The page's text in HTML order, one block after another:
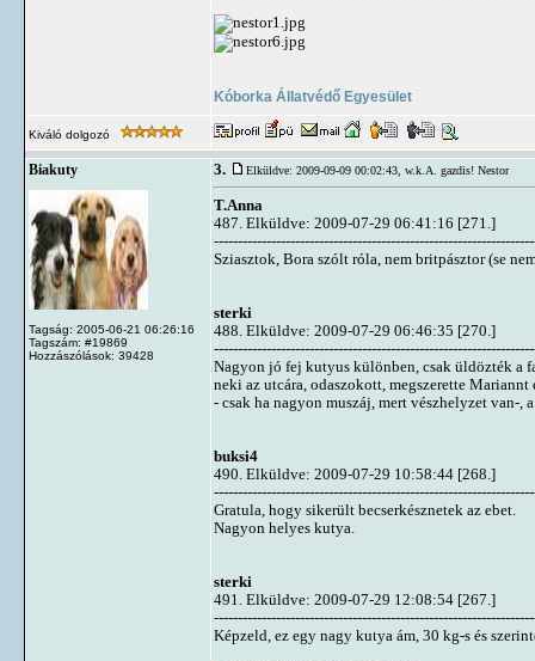
Kóborka Állatvédő Egyesület
Kiváló dolgozó
Biakuty
Tagság: 2005-06-21 06:26:16
Tagszám: #19869
Hozzászólások: 39428
3. Elküldve: 2009-09-09 00:02:43, w.k.A. gazdis! Nestor
T.Anna
487. Elküldve: 2009-07-29 06:41:16 [271.]
Sziasztok, Bora szólt róla, nem britpásztor (se
sterki
488. Elküldve: 2009-07-29 06:46:35 [270.]
Nagyon jó fej kutyus különben, csak üldözték a
neki az utcára, odaszokott, megszerette
- csak ha nagyon muszáj, mert vészhelyzet van-,
buksi4
490. Elküldve: 2009-07-29 10:58:44 [268.]
Gratula, hogy sikerült becserkésznetek az ebet.
Nagyon helyes kutya.
sterki
491. Elküldve: 2009-07-29 12:08:54 [267.]
Képzeld, ez egy nagy kutya ám, 30 kg-s és